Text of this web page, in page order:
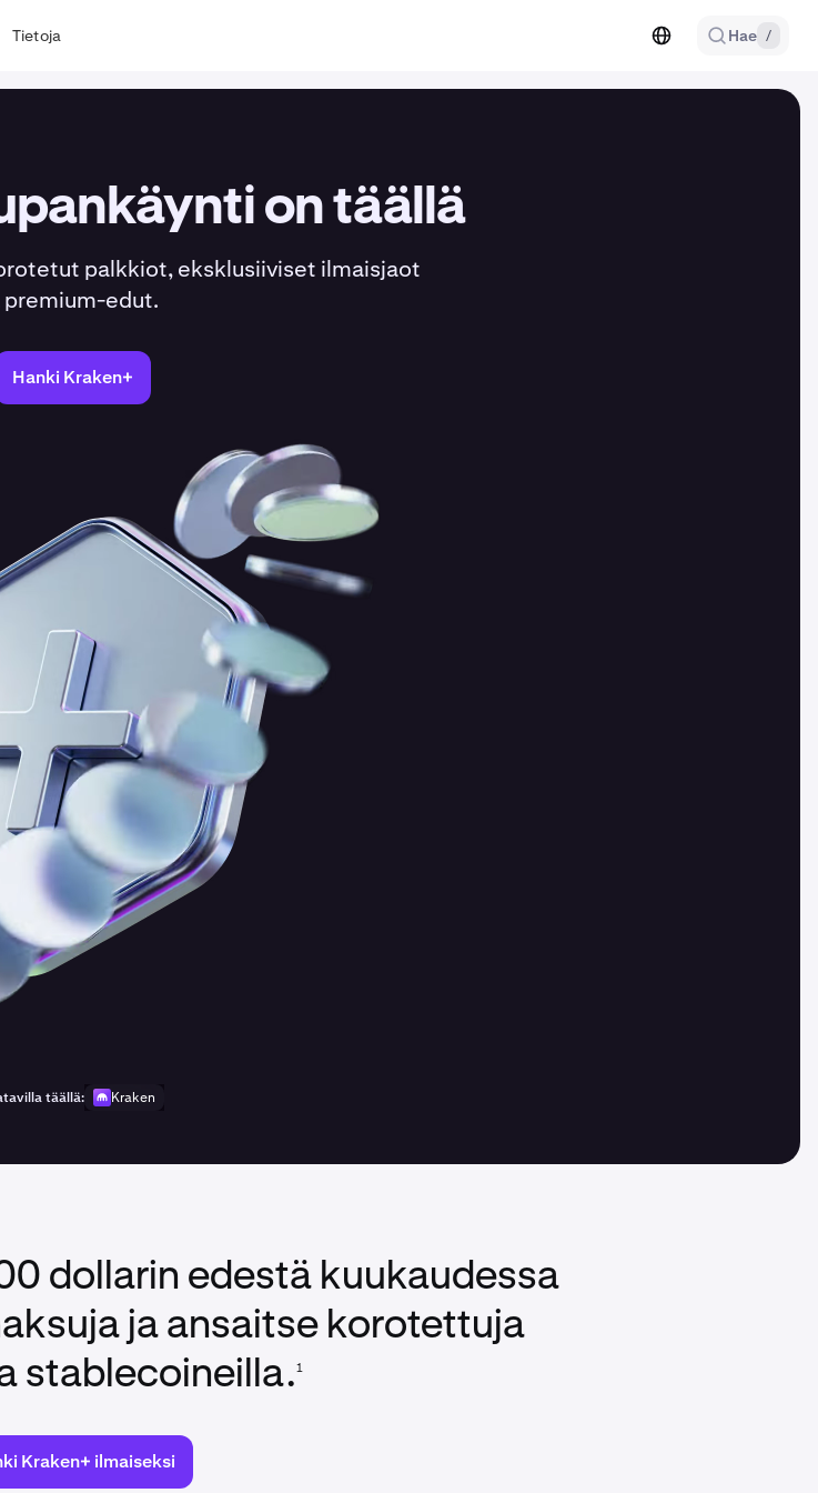
Tietoja Hae /
on täällä
palkkiot, eksklusiiviset ilmaisjaot
premium-edut.
Hanki Kraken+
täällä: Kraken
dollarin edestä kuukaudessa
ja ansaitse korotettuja
stablecoineilla. 1
Kraken+ ilmaiseksi